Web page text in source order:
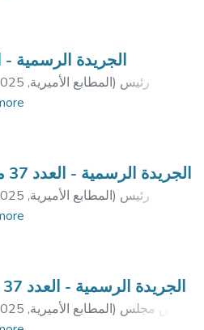
الجريدة الرسمية -
المطابع الأميرية,
09-18 ) رئيس
رئيس
الجريدة الرسمية - العدد 37 مكرر (ج)
المطابع الأميرية,
09-15 ) رئيس
جمهورية
الجريدة الرسمية - العدد 37 مكرر (أ)
المطابع الأميرية,
09-14 ) رئيس مجلس